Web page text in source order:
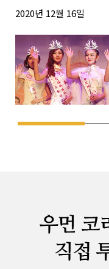
2020년 12월 16일